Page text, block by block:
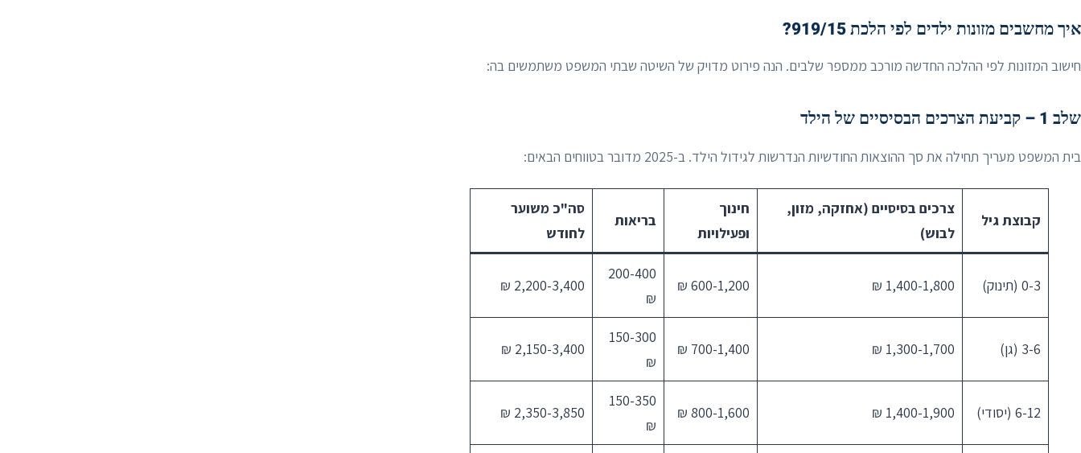
איך מחשבים מזונות ילדים לפי הלכת 919/15?
חישוב המזונות לפי ההלכה החדשה מורכב ממספר שלבים. הנה פירוט מדויק של השיטה שבתי המשפט משתמשים בה:
שלב 1 – קביעת הצרכים הבסיסיים של הילד
בית המשפט מעריך תחילה את סך ההוצאות החודשיות הנדרשות לגידול הילד. ב-2025 מדובר בטווחים הבאים:
קבוצת גיל
צרכים בסיסיים (אחזקה, מזון,
לבוש)
חינוך
ופעילויות
בריאות
סה"כ משוער
לחודש
0-3 (תינוק) 1,400-1,800 ₪
600-1,200 ₪
200-400
₪
2,200-3,400 ₪
3-6 (גן) 1,300-1,700 ₪
700-1,400 ₪
150-300
₪
2,150-3,400 ₪
6-12 (יסודי) 1,400-1,900 ₪
800-1,600 ₪
150-350
₪
2,350-3,850 ₪